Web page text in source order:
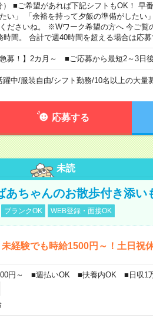
） ■ご希望があれば下記シフトもOK！ 早
い」 「余裕を持って夕飯の準備がしたい
ださいね。 ※Wワーク希望の方へ 今ご覧
間。 合計で週40時間を超える場合は応募
急募！】2カ月～ ■ご応募から最短2～3日
躍中/服装自由/シフト勤務/10名以上の大量
応募する
未読
あちゃんのお散歩付き添い
ブランクOK WEB登録・面接OK
験でも時給1500円～！土日祝休
円～ ■週払いOK ■扶養内OK ■日収1